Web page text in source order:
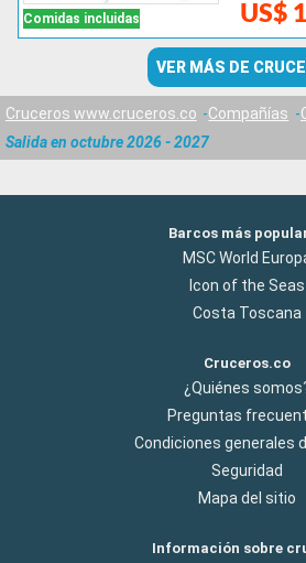
Comidas incluidas US$
VER MÁS DE
Cruceros www.cruceros.co Compañías
Salida en octubre 2026 - 2027
Barcos más
MSC World
Icon of the Seas
Costa Toscana
Cruceros.co
¿Quiénes
Preguntas
Condiciones generales
Seguridad
Mapa del sitio
Información sobre